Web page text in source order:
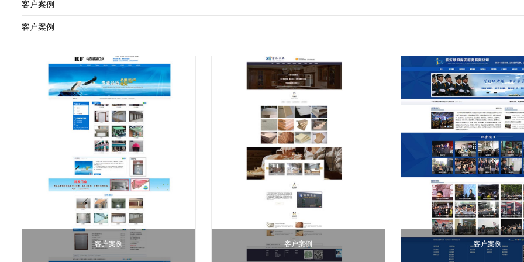
客户案例
客户案例
客户案例 客户案例 客户案例